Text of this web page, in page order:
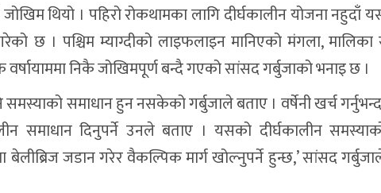
थियो । पहिरो रोकथामका लागि दीर्घकालीन योजना नहुदाँ
छ । पश्चिम म्याग्दीको लाइफलाइन मानिएको मंगला, मालिका
निकै जोखिमपूर्ण बन्दै गएको सांसद गर्बुजाको भनाइ छ ।
समाधान हुन नसकेको गर्बुजाले बताए । वर्षेनी खर्च
समाधान दिनुपर्ने उनले बताए । यसको दीर्घकालीन
बेलीब्रिज जडान गरेर वैकल्पिक मार्ग खोल्नुपर्ने हुन्छ,’ सांसद